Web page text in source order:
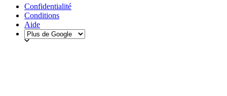
Confidentialité
Conditions
Aide